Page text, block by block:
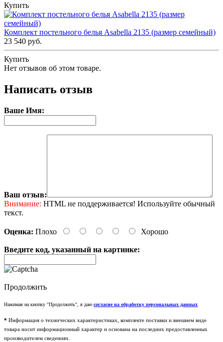
Купить
Комплект постельного белья Asabella 2135 (размер семейный)
23 540 руб.
Купить
Нет отзывов об этом товаре.
Написать отзыв
Ваше Имя:
Ваш отзыв:
Внимание: HTML не поддерживается! Используйте обычный
текст.
Оценка: Плохо Хорошо
Введите код, указанный на картинке:
Продолжить
Нажимая на кнопку "Продолжить", я даю согласие на обработку персональных данных
* Информация о технических характеристиках, комплекте поставки и внешнем виде
товара носит информационный характер и основана на последних предоставленных
производителем сведениях.